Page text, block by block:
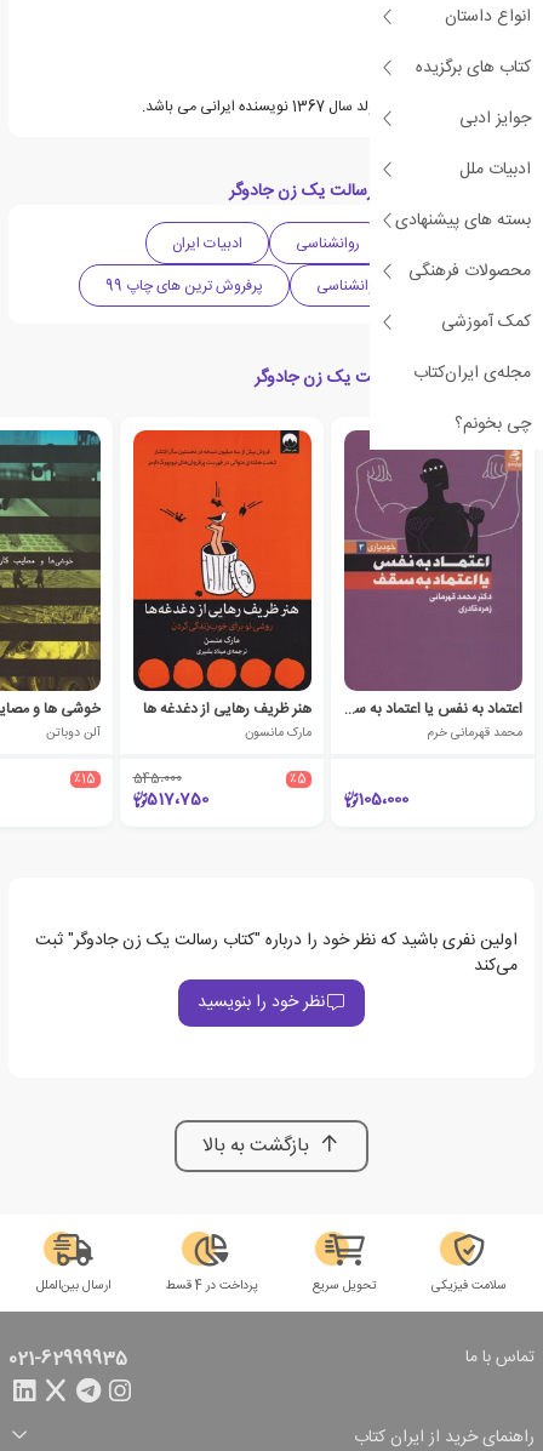
انواع داستان
کتاب های برگزیده
جوایز ادبی
ادبیات ملل
بسته های پیشنهادی
محصولات فرهنگی
کمک آموزشی
مجله‌ی ایران‌کتاب
چی بخونم؟
سید رضا حیات الغیب متولد سال 1367 نویسنده ایرانی می باشد.
دسته بندی های کتاب رسالت یک زن جادوگر
روانشناسی
ادبیات ایران
فهرست برترین آثار روانشناسی
پرفروش ترین های چاپ 99
کتاب های مرتبط با رسالت یک زن جادوگر
اعتماد به نفس یا اعتماد به سقف
محمد قهرمانی خرم
105،000
هنر ظریف رهایی از دغدغه ها
مارک مانسون
٪5 545،000
517،750
خوشی ها و
آلن دوباتن
٪15
اولین نفری باشید که نظر خود را درباره "کتاب رسالت یک زن جادوگر" ثبت
می‌کند
نظر خود را بنویسید
بازگشت به بالا
سلامت فیزیکی تحویل سریع پرداخت در 4 قسط ارسال بین‌الملل
تماس با ما 021-62999935
راهنمای خرید از ایران کتاب